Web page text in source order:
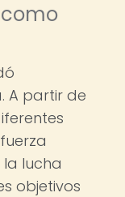
A partir de
lucha
objetivos